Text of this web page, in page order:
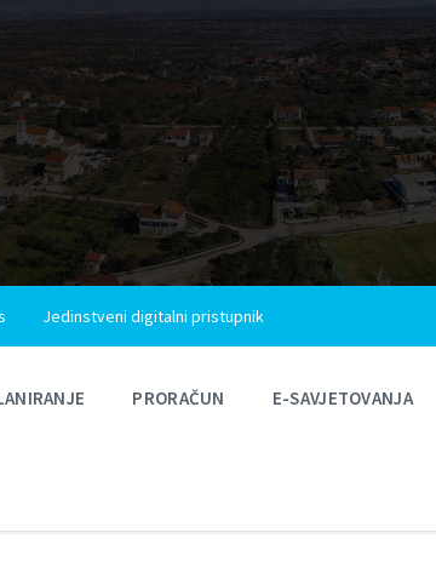
Jedinstveni digitalni pristupnik
PRORAČUN E-SAVJETOVANJA